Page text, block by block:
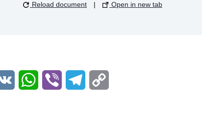
Reload document | Open in new tab
VK WhatsApp
Viber Telegram